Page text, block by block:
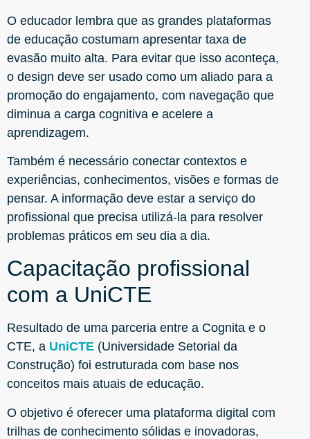
O educador lembra que as grandes plataformas
de educação costumam apresentar taxa de
evasão muito alta. Para evitar que isso aconteça,
o design deve ser usado como um aliado para a
promoção do engajamento, com navegação que
diminua a carga cognitiva e acelere a
aprendizagem.
Também é necessário conectar contextos e
experiências, conhecimentos, visões e formas de
pensar. A informação deve estar a serviço do
profissional que precisa utilizá-la para resolver
problemas práticos em seu dia a dia.
Capacitação profissional
com a UniCTE
Resultado de uma parceria entre a Cognita e o
CTE, a UniCTE (Universidade Setorial da
Construção) foi estruturada com base nos
conceitos mais atuais de educação.
O objetivo é oferecer uma plataforma digital com
trilhas de conhecimento sólidas e inovadoras,